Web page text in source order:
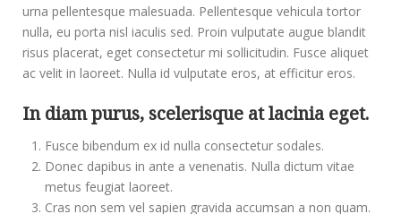
urna pellentesque malesuada. Pellentesque vehicula tortor
nulla, eu porta nisl iaculis sed. Proin vulputate augue blandit
risus placerat, eget consectetur mi sollicitudin. Fusce aliquet
ac velit in laoreet. Nulla id vulputate eros, at efficitur eros.
In diam purus, scelerisque at lacinia eget.
Fusce bibendum ex id nulla consectetur sodales.
Donec dapibus in ante a venenatis. Nulla dictum vitae
metus feugiat laoreet.
Cras non sem vel sapien gravida accumsan a non quam.